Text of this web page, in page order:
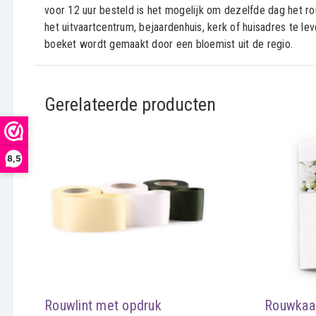
8,5
voor 12 uur besteld is het mogelijk om dezelfde dag het
het uitvaartcentrum, bejaardenhuis, kerk of huisadres te
boeket wordt gemaakt door een bloemist uit de regio.
Gerelateerde producten
Rouwlint met opdruk